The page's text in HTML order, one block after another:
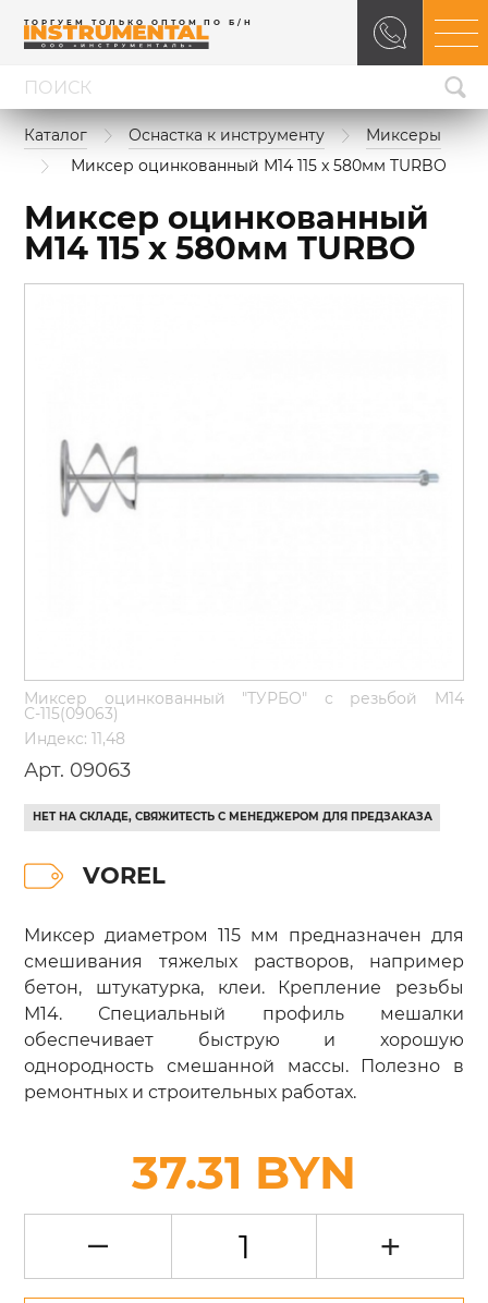
ТОРГУЕМ ТОЛЬКО ОПТОМ ПО Б/Н
Каталог Оснастка к инструменту
Миксеры
Миксер оцинкованный М14 115 x 580мм TURBO
Миксер оцинкованный
М14 115 x 580мм TURBO
Миксер оцинкованный "ТУРБО" с резьбой М14
С-115(09063)
Индекс: 11,48
Арт. 09063
НЕТ НА СКЛАДЕ, СВЯЖИТЕСТЬ С МЕНЕДЖЕРОМ ДЛЯ ПРЕДЗАКАЗА
VOREL
Миксер диаметром 115 мм предназначен для
смешивания тяжелых растворов, например
бетон, штукатурка, клеи. Крепление резьбы
М14. Специальный профиль мешалки
обеспечивает быструю и хорошую
однородность смешанной массы. Полезно в
ремонтных и строительных работах.
37.31 BYN
+
–